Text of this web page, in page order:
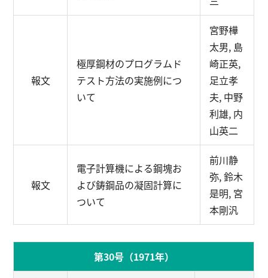
報文
極厚鋼材のプログラムド
テスト方法の実施例につ
いて
宮野樺
太男, 島
崎正英,
足立孝
夫, 中野
利雄, 内
山英二
報文
電子計算機による鋼塊お
よび鋳鋼品の凝固計算に
ついて
前川静
弥, 鈴木
是明, 宮
本剛汎
第30号（1971年）